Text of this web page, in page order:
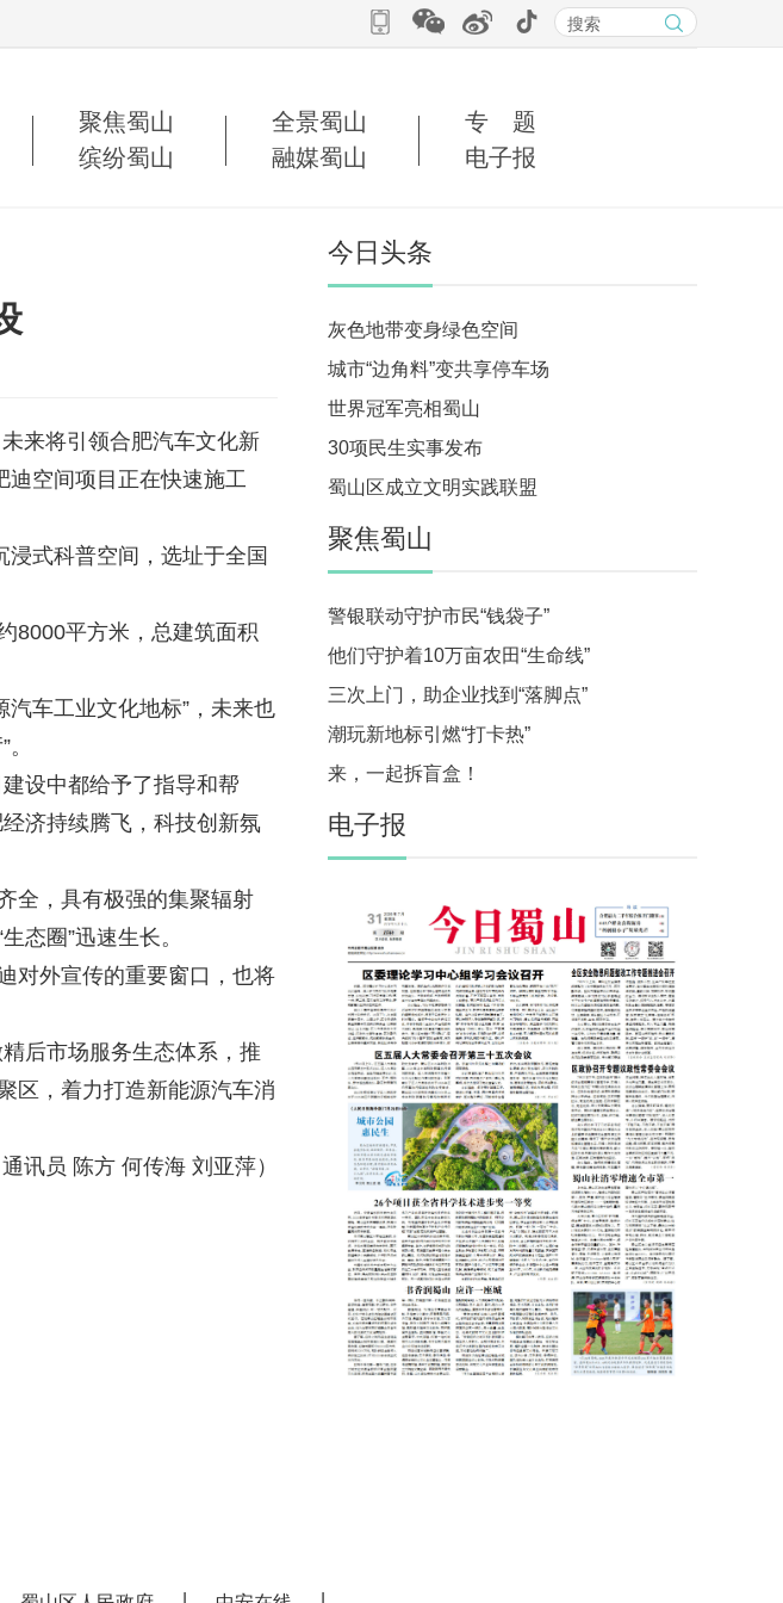
聚焦蜀山 全景蜀山
专 题
缤纷蜀山 融媒蜀山 电子报
来将引领合肥汽车文化新
迪空间项目正在快速施工
式科普空间，选址于全国
平方米，总建筑面积
车工业文化地标”，未来也
设中都给予了指导和帮
济持续腾飞，科技创新氛
全，具有极强的集聚辐射
态圈”迅速生长。
外宣传的重要窗口，也将
后市场服务生态体系，推
区，着力打造新能源汽车消
员 陈方 何传海 刘亚萍）
今日头条
灰色地带变身绿色空间
城市“边角料”变共享停车场
世界冠军亮相蜀山
30项民生实事发布
蜀山区成立文明实践联盟
聚焦蜀山
警银联动守护市民“钱袋子”
他们守护着10万亩农田“生命线”
三次上门，助企业找到“落脚点”
潮玩新地标引燃“打卡热”
来，一起拆盲盒！
电子报